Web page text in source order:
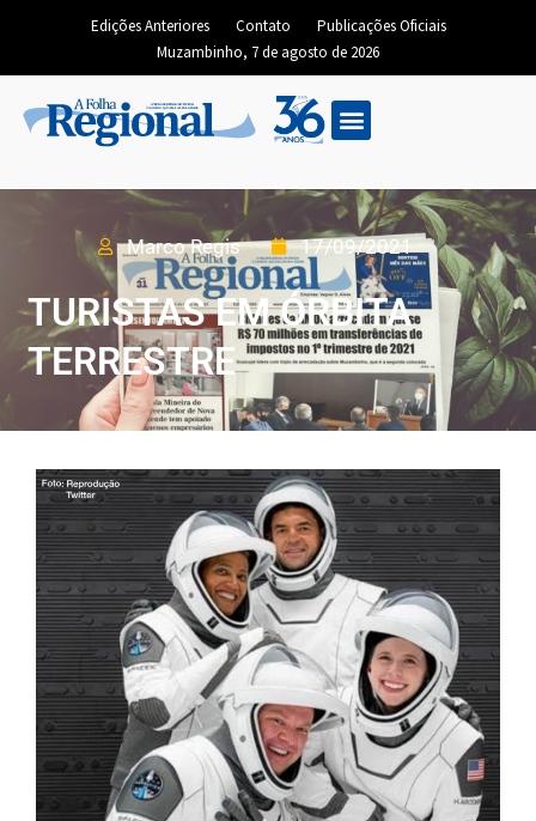
Edições Anteriores Contato
Publicações Oficiais
Muzambinho, 7 de agosto de 2026
Marco Regis 17/09/2021
TURISTAS EM ÓRBITA
TERRESTRE